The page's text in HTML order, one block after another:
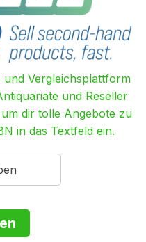
und Vergleichsplattform
und Reseller
dir tolle Angebote zu
in das Textfeld ein.